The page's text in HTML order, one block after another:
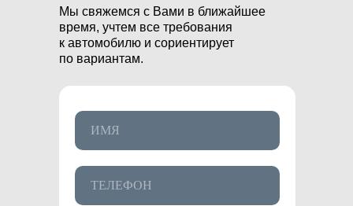
Мы свяжемся с Вами в ближайшее
время, учтем все требования
к автомобилю и сориентирует
по вариантам.